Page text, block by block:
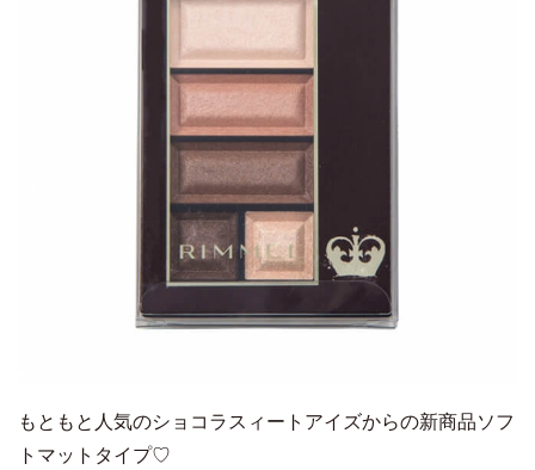
もともと人気のショコラスィートアイズからの新商品ソフ
トマットタイプ♡